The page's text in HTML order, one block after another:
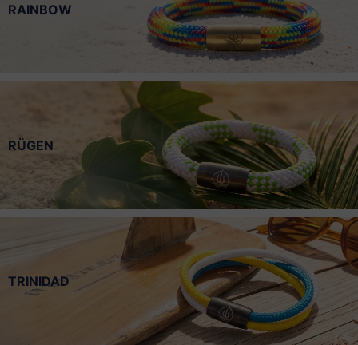
RAINBOW
RÜGEN
TRINIDAD